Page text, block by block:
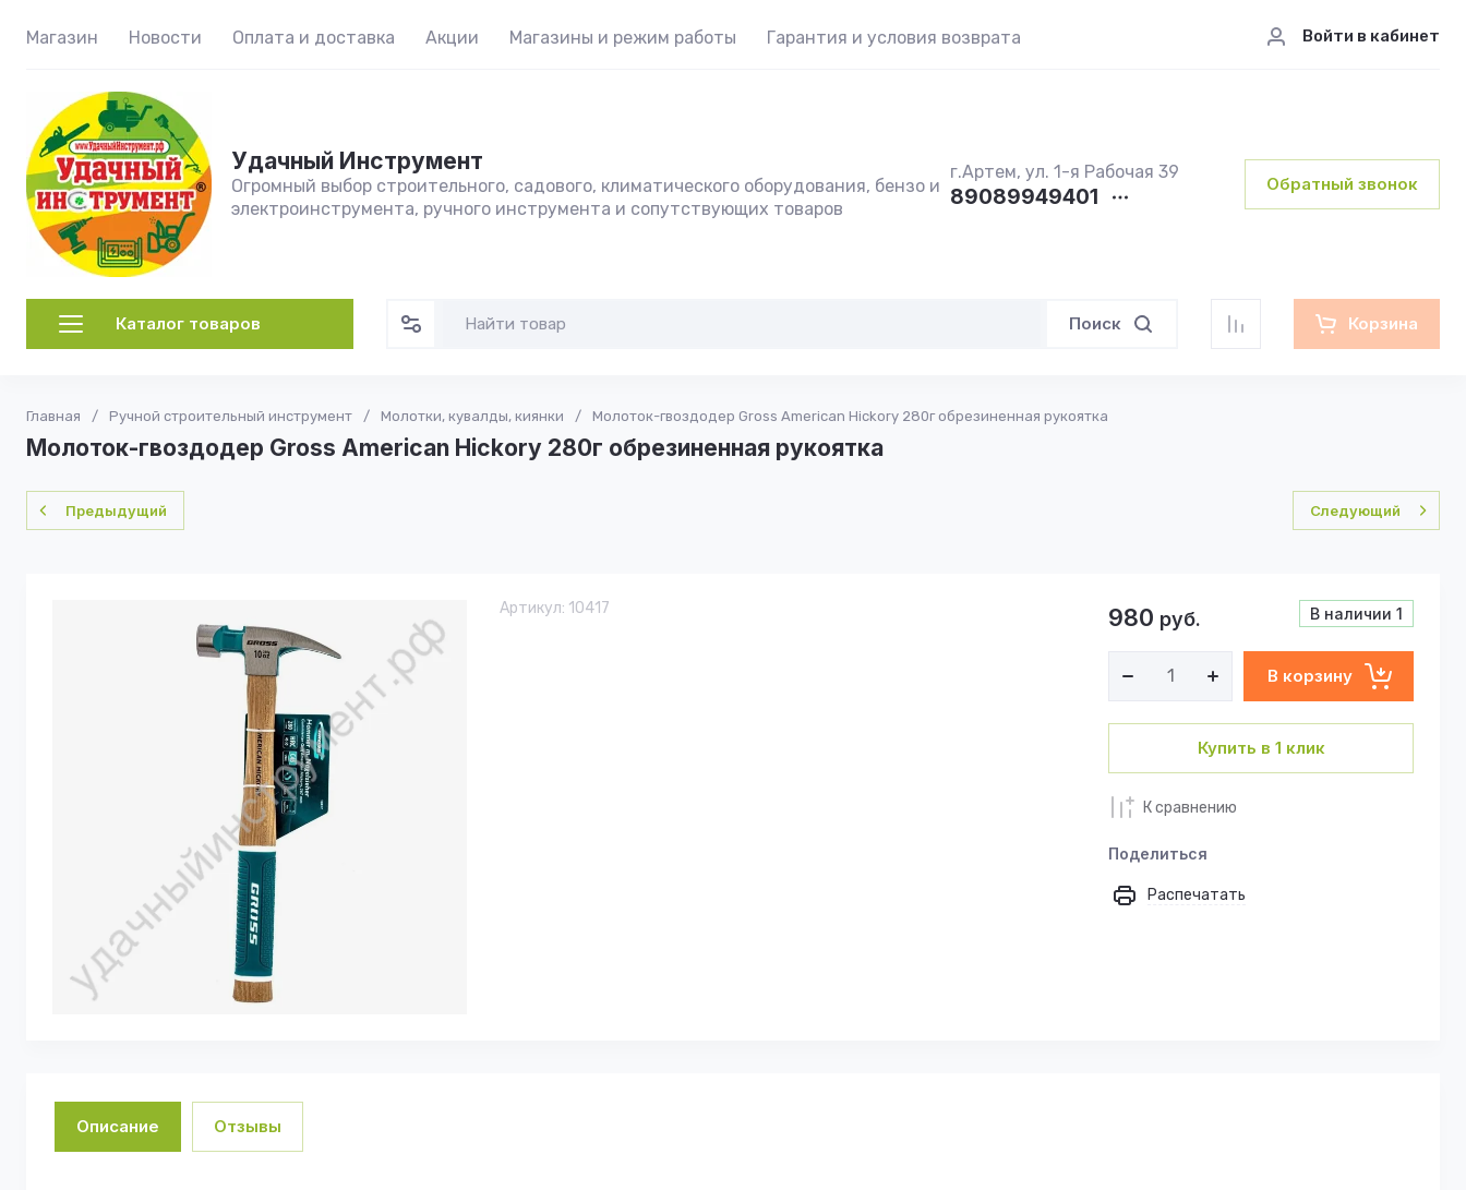
Магазин Новости Оплата и доставка Акции Магазины и режим работы Гарантия и условия возврата Войти в кабинет
Удачный Инструмент
Огромный выбор строительного, садового, климатического оборудования, бензо и
электроинструмента, ручного инструмента и сопутствующих товаров
г.Артем, ул. 1-я Рабочая 39
89089949401
Обратный звонок
Каталог товаров Поиск Корзина
Главная / Ручной строительный инструмент / Молотки, кувалды, киянки / Молоток-гвоздодер Gross American Hickory 280г обрезиненная рукоятка
Молоток-гвоздодер Gross American Hickory 280г обрезиненная рукоятка
Предыдущий Следующий
Артикул: 10417 В наличии 1
980 руб.
В корзину
Купить в 1 клик
К сравнению
Поделиться
Распечатать
Описание Отзывы